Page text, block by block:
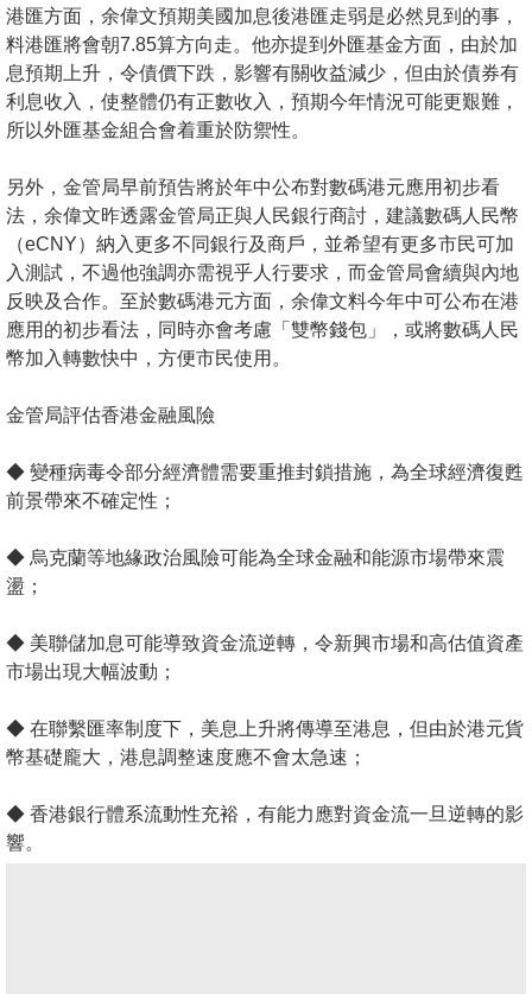
港匯方面，余偉文預期美國加息後港匯走弱是必然見到的事，
料港匯將會朝7.85算方向走。他亦提到外匯基金方面，由於加
息預期上升，令債價下跌，影響有關收益減少，但由於債券有
利息收入，使整體仍有正數收入，預期今年情況可能更艱難，
所以外匯基金組合會着重於防禦性。
另外，金管局早前預告將於年中公布對數碼港元應用初步看
法，余偉文昨透露金管局正與人民銀行商討，建議數碼人民幣
（eCNY）納入更多不同銀行及商戶，並希望有更多市民可加
入測試，不過他強調亦需視乎人行要求，而金管局會續與內地
反映及合作。至於數碼港元方面，余偉文料今年中可公布在港
應用的初步看法，同時亦會考慮「雙幣錢包」，或將數碼人民
幣加入轉數快中，方便市民使用。
金管局評估香港金融風險
◆ 變種病毒令部分經濟體需要重推封鎖措施，為全球經濟復甦
前景帶來不確定性；
◆ 烏克蘭等地緣政治風險可能為全球金融和能源市場帶來震
盪；
◆ 美聯儲加息可能導致資金流逆轉，令新興市場和高估值資產
市場出現大幅波動；
◆ 在聯繫匯率制度下，美息上升將傳導至港息，但由於港元貨
幣基礎龐大，港息調整速度應不會太急速；
◆ 香港銀行體系流動性充裕，有能力應對資金流一旦逆轉的影
響。